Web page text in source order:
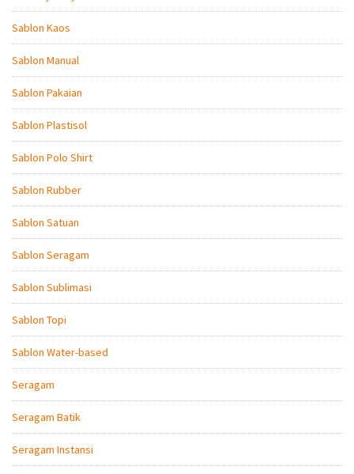
Sablon Kaos
Sablon Manual
Sablon Pakaian
Sablon Plastisol
Sablon Polo Shirt
Sablon Rubber
Sablon Satuan
Sablon Seragam
Sablon Sublimasi
Sablon Topi
Sablon Water-based
Seragam
Seragam Batik
Seragam Instansi